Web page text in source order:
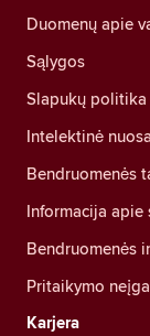
Duomenų apie
Sąlygos
Slapukų politika
Intelektinė
Bendruomenės
Informacija
Bendruomenės
Pritaikymo
Karjera